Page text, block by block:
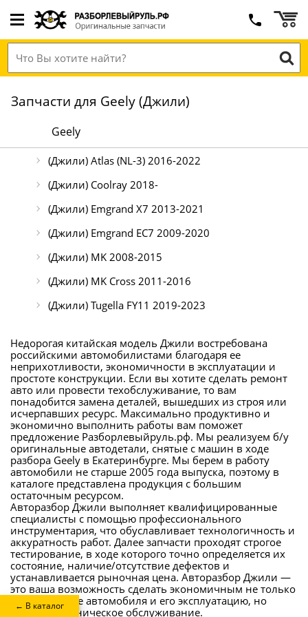
← В каталог
Запчасти для Geely (Джили)
Geely
(Джили) Atlas (NL-3) 2016-2022
(Джили) Coolray 2018-
(Джили) Emgrand X7 2013-2021
(Джили) Emgrand EC7 2009-2020
(Джили) MK 2008-2015
(Джили) MK Cross 2011-2016
(Джили) Tugella FY11 2019-2023
Недорогая китайская модель Джили востребована
российскими автомобилистами благодаря ее
неприхотливости, экономичности в эксплуатации и
простоте конструкции. Если вы хотите сделать ремонт
авто или провести техобслуживание, то вам
понадобится замена деталей, вышедших из строя или
исчерпавших ресурс. Максимально продуктивно и
экономично выполнить работы вам поможет
предложение Разборлевыйруль.рф. Мы реализуем б/у
оригинальные автодетали, снятые с машин в ходе
разбора Geely в Екатеринбурге. Мы берем в работу
автомобили не старше 2005 года выпуска, поэтому в
каталоге представлена продукция с большим
остаточным ресурсом.
Авторазбор Джили выполняет квалифицированные
специалисты с помощью профессионального
инструментария, что обуславливает технологичность и
аккуратность работ. Далее запчасти проходят строгое
тестирование, в ходе которого точно определяется их
состояние, наличие/отсутствие дефектов и
устанавливается рыночная цена. Авторазбор Джили —
это ваша возможность сделать экономичным не только
приобретение автомобиля и его эксплуатацию, но
ремонт и техническое обслуживание.